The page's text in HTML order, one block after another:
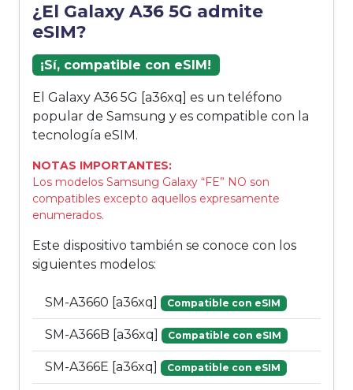
¿El Galaxy A36 5G admite
eSIM?
¡Sí, compatible con eSIM!
El Galaxy A36 5G [a36xq] es un teléfono
popular de Samsung y es compatible con la
tecnología eSIM.
NOTAS IMPORTANTES:
Los modelos Samsung Galaxy “FE” NO son
compatibles excepto aquellos expresamente
enumerados.
Este dispositivo también se conoce con los
siguientes modelos:
SM-A3660 [a36xq] Compatible con eSIM
SM-A366B [a36xq] Compatible con eSIM
SM-A366E [a36xq] Compatible con eSIM